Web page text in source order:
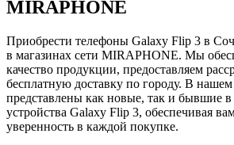
MIRAPHONE
Приобрести телефоны Galaxy Flip 3 в
в магазинах сети MIRAPHONE. Мы
качество продукции, предоставляем
бесплатную доставку по городу. В нашем
представлены как новые, так и бывшие в
устройства Galaxy Flip 3, обеспечивая
уверенность в каждой покупке.